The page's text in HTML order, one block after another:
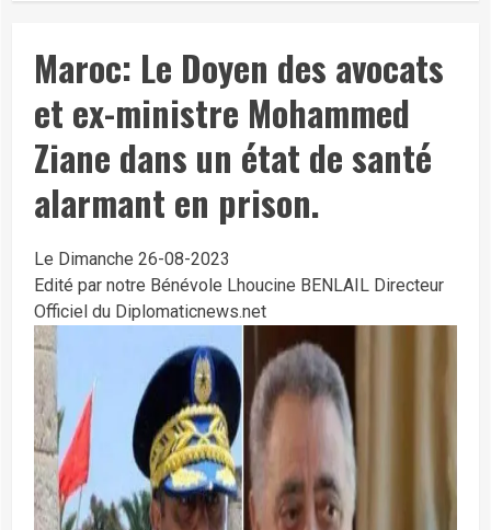
Maroc: Le Doyen des avocats
et ex-ministre Mohammed
Ziane dans un état de santé
alarmant en prison.
Le Dimanche 26-08-2023
Edité par notre Bénévole Lhoucine BENLAIL Directeur
Officiel du Diplomaticnews.net